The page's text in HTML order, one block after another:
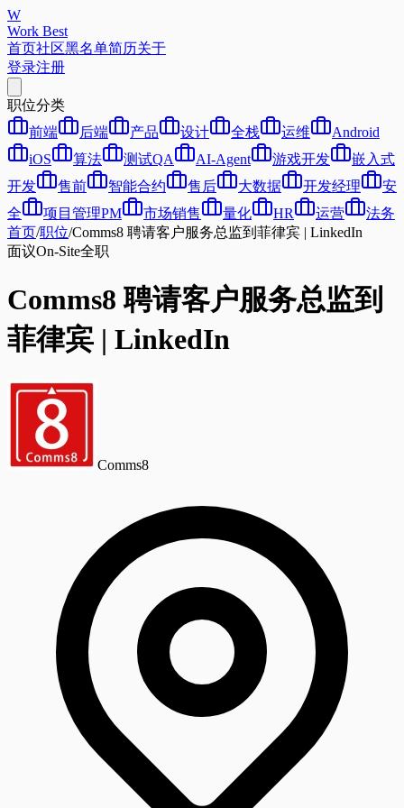
W
Work Best
首页社区黑名单简历关于
登录注册
职位分类
前端
后端 产品 设计 全栈 运维
Android
iOS
算法 测试QA AI-Agent 游戏开发
嵌入式
开发
售前 智能合约 售后 大数据 开发经理
安
全
项目管理PM 市场销售 量化 HR 运营
法务
首页/职位/Comms8 聘请客户服务总监到菲律宾 | LinkedIn
面议On-Site全职
Comms8 聘请客户服务总监到
菲律宾 | LinkedIn
Comms8